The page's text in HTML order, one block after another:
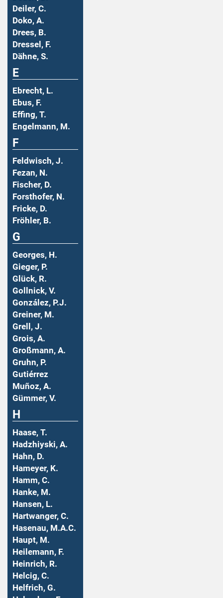
Deiler, C.
Doko, A.
Drees, B.
Dressel, F.
Dähne, S.
E
Ebrecht, L.
Ebus, F.
Effing, T.
Engelmann, M.
F
Feldwisch, J.
Fezan, N.
Fischer, D.
Forsthofer, N.
Fricke, D.
Fröhler, B.
G
Georges, H.
Gieger, P.
Glück, R.
Gollnick, V.
González, P.J.
Greiner, M.
Grell, J.
Grois, A.
Großmann, A.
Gruhn, P.
Gutiérrez
Muñoz, A.
Gümmer, V.
H
Haase, T.
Hadzhiyski, A.
Hahn, D.
Hameyer, K.
Hamm, C.
Hanke, M.
Hansen, L.
Hartwanger, C.
Hasenau, M.A.C.
Haupt, M.
Heilemann, F.
Heinrich, R.
Helcig, C.
Helfrich, G.